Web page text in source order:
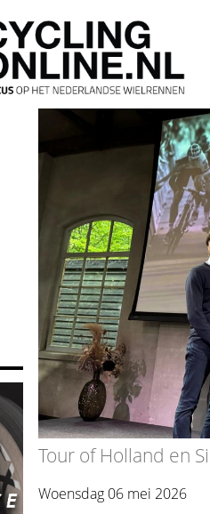
Tour of Holland en
Woensdag 06 mei 2026